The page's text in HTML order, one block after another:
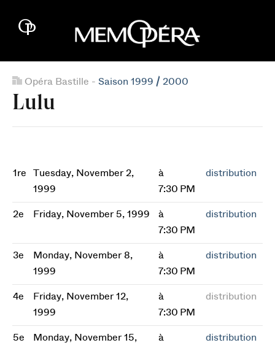
Opéra Bastille - Saison 1999 / 2000
Lulu
1re
Tuesday, November 2,
1999
à
7:30 PM
distribution
2e Friday, November 5, 1999
à
7:30 PM
distribution
3e
Monday, November 8,
1999
à
7:30 PM
distribution
4e
Friday, November 12,
1999
à
7:30 PM
distribution
5e
Monday, November 15,
à
distribution